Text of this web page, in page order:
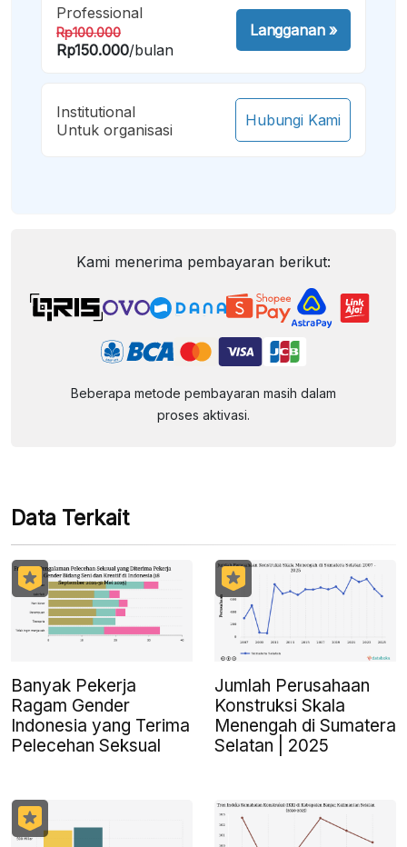
Professional
Rp100.000
Rp150.000/bulan
Langganan»
Institutional
Untuk organisasi
Hubungi Kami
Kami menerima pembayaran berikut:
Beberapa metode pembayaran masih dalam
proses aktivasi.
Data Terkait
Banyak Pekerja
Ragam Gender
Indonesia yang Terima
Pelecehan Seksual
Jumlah Perusahaan
Konstruksi Skala
Menengah di Sumatera
Selatan | 2025